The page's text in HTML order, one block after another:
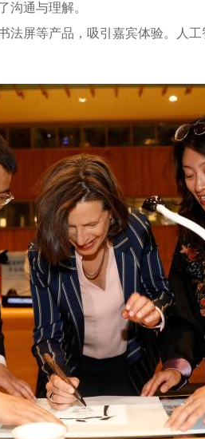
沟通与理解。
屏等产品，吸引嘉宾体验。人工